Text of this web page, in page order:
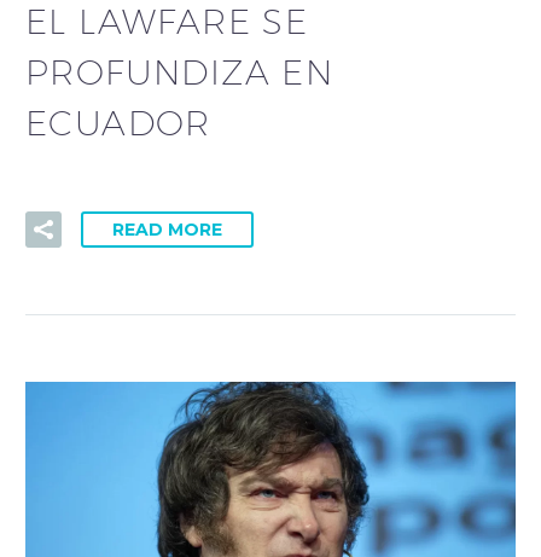
EL LAWFARE SE
PROFUNDIZA EN
ECUADOR
READ MORE